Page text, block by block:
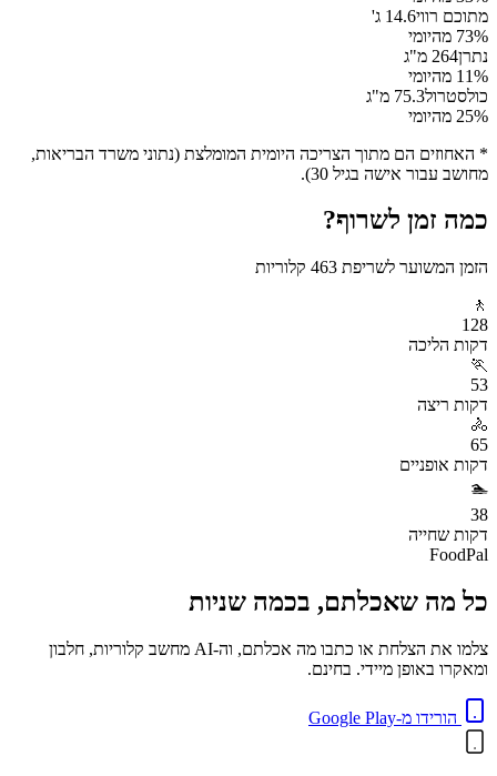
מתוכם רווי14.6 ג'
73% מהיומי
נתרן264 מ"ג
11% מהיומי
כולסטרול75.3 מ"ג
25% מהיומי
* האחוזים הם מתוך הצריכה היומית המומלצת (נתוני משרד הבריאות,
מחושב עבור אישה בגיל 30).
כמה זמן לשרוף?
הזמן המשוער לשריפת 463 קלוריות
🚶
128
דקות הליכה
🏃
53
דקות ריצה
🚴
65
דקות אופניים
🏊
38
דקות שחייה
FoodPal
כל מה שאכלתם, בכמה שניות
צלמו את הצלחת או כתבו מה אכלתם, וה-AI מחשב קלוריות, חלבון
ומאקרו באופן מיידי. בחינם.
הורידו מ-Google Play